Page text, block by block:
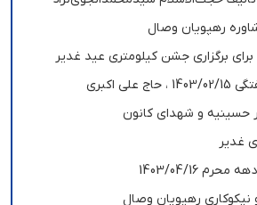
رهپویان وصال
برگزاری جشن کیلومتری عید غدیر
اکبری
حسینیه و شهدای کانون
غدیر
1403/04/16
رهپویان وصال